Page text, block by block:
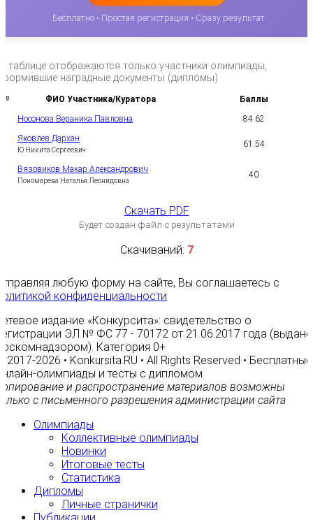
Бесплатно • Простая регистрация • Сразу результат
таблице отображаются только участники олимпиады,
наградные документы (дипломы)
№ ФИО Участника/Куратора Баллы
Носонова Вераника Павловна 84.62
Яковлев Дархан
Ю Никита Сергеевич
61.54
Вязовиков Макар Александрович
Пономарева Наталья Леонидовна
40
Скачать PDF
Будет создан файл с результатами
Скачиваний: 7
любую форму на сайте, Вы соглашаетесь с
конфиденциальности
издание «Конкурсита»: свидетельство о
ЭЛ № ФС 77 - 70172 от 21.06.2017 года (выдано
Категория 0+
2017-2026 • Konkursita.RU • All Rights Reserved • Бесплатные
олимпиады и тесты с дипломом
и распространение материалов возможны
с письменного разрешения администрации сайта
Олимпиады
Коллективные олимпиады
Новинки
Итоговые тесты
Статистика
Дипломы
Личные странички